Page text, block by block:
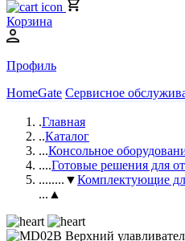
Корзина
Профиль
HomeGate Сервисное
.Главная
..Каталог
...Консольное
....Готовые решения для
........▼Комплектующие
...▲